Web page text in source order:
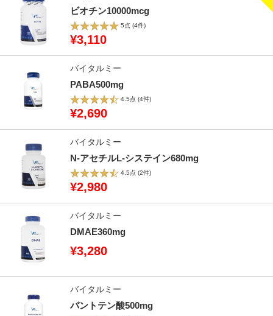
ビオチン10000mcg
5点 (4件)
¥3,110
バイタルミー
PABA500mg
4.5点 (4件)
¥2,690
バイタルミー
N-アセチルL-システイン680mg
4.5点 (2件)
¥2,980
バイタルミー
DMAE360mg
¥3,280
バイタルミー
パントテン酸500mg